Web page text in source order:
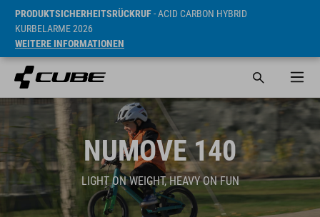
PRODUKTSICHERHEITSRÜCKRUF- ACID CARBON HYBRID
KURBELARME 2026
WEITERE INFORMATIONEN
NUMOVE 140
LIGHT ON WEIGHT, HEAVY ON FUN